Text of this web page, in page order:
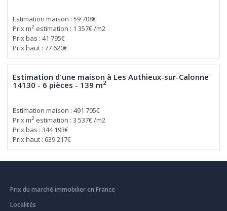
Estimation maison : 59 708€
Prix m2 estimation : 1 357€ /m2
Prix bas : 41 795€
Prix haut : 77 620€
Estimation d'une maison à Les Authieux-sur-Calonne
14130 - 6 pièces - 139 m2
Estimation maison : 491 705€
Prix m2 estimation : 3 537€ /m2
Prix bas : 344 193€
Prix haut : 639 217€
Prix du marché immobilier en France
Localités